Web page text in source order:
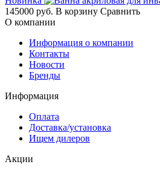
145000 руб. В корзину Сравнить
О компании
Информация о компании
Контакты
Новости
Бренды
Информация
Оплата
Доставка/установка
Ищем дилеров
Акции